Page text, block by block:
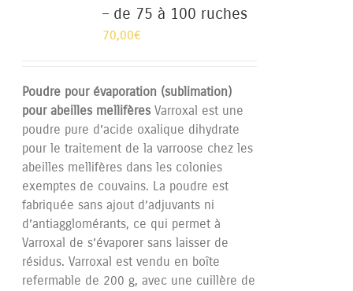
– de 75 à 100 ruches
70,00€
Poudre pour évaporation (sublimation)
pour abeilles mellifères Varroxal est une
poudre pure d’acide oxalique dihydrate
pour le traitement de la varroose chez les
abeilles mellifères dans les colonies
exemptes de couvains. La poudre est
fabriquée sans ajout d’adjuvants ni
d’antiagglomérants, ce qui permet à
Varroxal de s’évaporer sans laisser de
résidus. Varroxal est vendu en boîte
refermable de 200 g, avec une cuillère de